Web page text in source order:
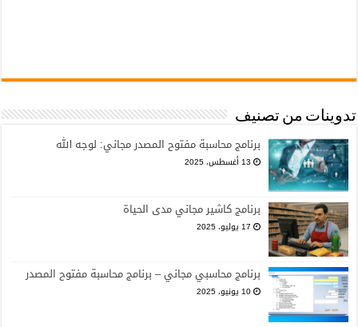
تدوينات من تصنيف
برنامج محاسبة مفتوح المصدر مجاني: لوجه الله
13 أغسطس، 2025
برنامج كاشير مجاني مدى الحياة
17 يوليو، 2025
برنامج محاسبي مجاني – برنامج محاسبة مفتوح المصدر
10 يونيو، 2025